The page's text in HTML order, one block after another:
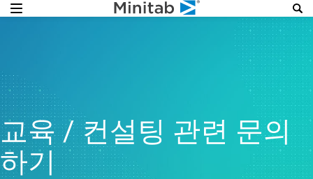
교육 / 컨설팅 관련 문의
하기